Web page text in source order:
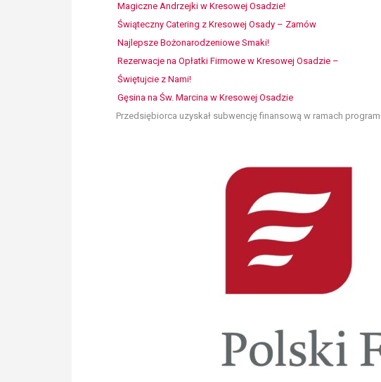
Magiczne Andrzejki w Kresowej Osadzie!
Świąteczny Catering z Kresowej Osady – Zamów
Najlepsze Bożonarodzeniowe Smaki!
Rezerwacje na Opłatki Firmowe w Kresowej Osadzie –
Świętujcie z Nami!
Gęsina na Św. Marcina w Kresowej Osadzie
Przedsiębiorca uzyskał subwencję finansową w ramach